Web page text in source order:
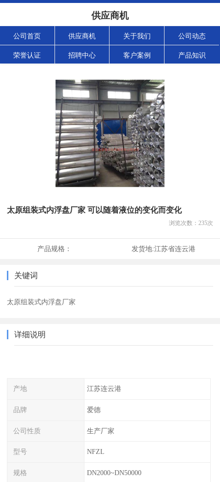
供应商机
公司首页 供应商机 关于我们 公司动态
荣誉认证 招聘中心 客户案例 产品知识
太原组装式内浮盘厂家 可以随着液位的变化而变化
浏览次数： 235次
产品规格： 发货地:江苏省连云港
关键词
太原组装式内浮盘厂家
详细说明
产地 江苏连云港
品牌 爱德
公司性质 生产厂家
型号 NFZL
规格 DN2000~DN50000